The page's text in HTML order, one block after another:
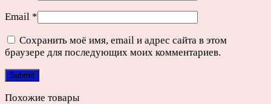
Email *
Сохранить моё имя, email и адрес сайта в этом
браузере для последующих моих комментариев.
Похожие товары